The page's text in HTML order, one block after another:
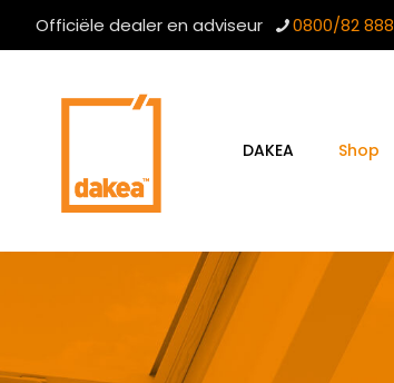
Officiële dealer en adviseur 0800/82 888
DAKEA Shop